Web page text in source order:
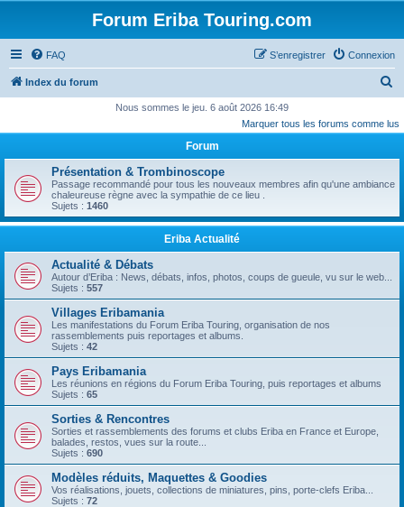
Forum Eriba Touring.com
FAQ Connexion
S’enregistrer
Index du forum
c
r
e
Nous sommes le jeu. 6 août 2026 16:49
Marquer tous les forums comme lus
Forum
Présentation & Trombinoscope
Passage recommandé pour tous les nouveaux membres afin qu'une ambiance
chaleureuse règne avec la sympathie de ce lieu .
Sujets : 1460
Eriba Actualité
Actualité & Débats
Autour d’Eriba : News, débats, infos, photos, coups de gueule, vu sur le web...
Sujets : 557
Villages Eribamania
Les manifestations du Forum Eriba Touring, organisation de nos
rassemblements puis reportages et albums.
Sujets : 42
Pays Eribamania
Les réunions en régions du Forum Eriba Touring, puis reportages et albums
Sujets : 65
Sorties & Rencontres
Sorties et rassemblements des forums et clubs Eriba en France et Europe,
balades, restos, vues sur la route...
Sujets : 690
Modèles réduits, Maquettes & Goodies
Vos réalisations, jouets, collections de miniatures, pins, porte-clefs Eriba...
Sujets : 72